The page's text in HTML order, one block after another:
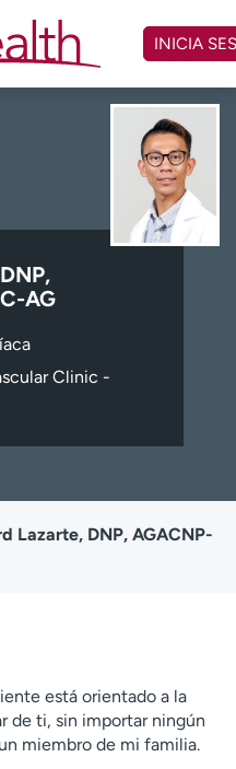
clínicos
INICIA
AG
Clinic -
Lazarte, DNP, AGACNP-
está orientado a la
de ti, sin importar ningún
miembro de mi familia.